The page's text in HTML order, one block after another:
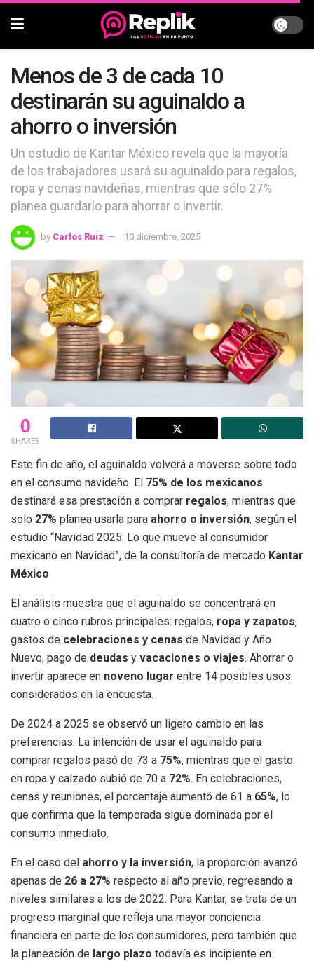
Menos de 3 de cada 10
destinarán su aguinaldo a
ahorro o inversión
Un estudio de Kantar México revela que la mayoría
de los trabajadores usará su aguinaldo para regalos,
ropa y cenas navideñas, mientras que sólo 27%
planea guardarlo para ahorrar o invertir.
by Carlos Ruiz 10 diciembre, 2025
0
SHARES
Este fin de año, el aguinaldo volverá a moverse sobre todo
en el consumo navideño. El 75% de los mexicanos
destinará esa prestación a comprar regalos, mientras que
solo 27% planea usarla para ahorro o inversión, según el
estudio “Navidad 2025: Lo que mueve al consumidor
mexicano en Navidad”, de la consultoría de mercado Kantar
México.
El análisis muestra que el aguinaldo se concentrará en
cuatro o cinco rubros principales: regalos, ropa y zapatos,
gastos de celebraciones y cenas de Navidad y Año
Nuevo, pago de deudas y vacaciones o viajes. Ahorrar o
invertir aparece en noveno lugar entre 14 posibles usos
considerados en la encuesta.
De 2024 a 2025 se observó un ligero cambio en las
preferencias. La intención de usar el aguinaldo para
comprar regalos pasó de 73 a 75%, mientras que el gasto
en ropa y calzado subió de 70 a 72%. En celebraciones,
cenas y reuniones, el porcentaje aumentó de 61 a 65%, lo
que confirma que la temporada sigue dominada por el
consumo inmediato.
En el caso del ahorro y la inversión, la proporción avanzó
apenas de 26 a 27% respecto al año previo, regresando a
niveles similares a los de 2022. Para Kantar, se trata de un
progreso marginal que refleja una mayor conciencia
financiera en parte de los consumidores, pero también que
la planeación de largo plazo todavía es incipiente en